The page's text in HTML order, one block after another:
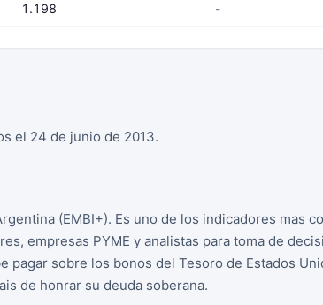
1.198 -
el 24 de junio de 2013.
(EMBI+). Es uno de los indicadores mas
empresas PYME y analistas para toma de
pagar sobre los bonos del Tesoro de Estados
de honrar su deuda soberana.